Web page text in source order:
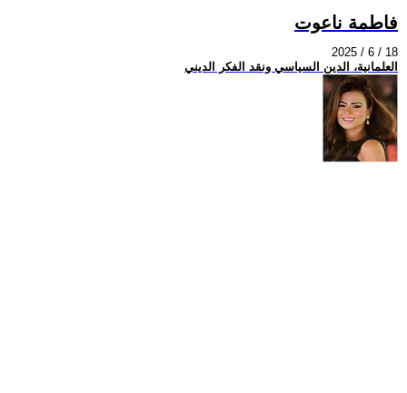
فاطمة ناعوت
2025 / 6 / 18
العلمانية، الدين السياسي ونقد الفكر الديني